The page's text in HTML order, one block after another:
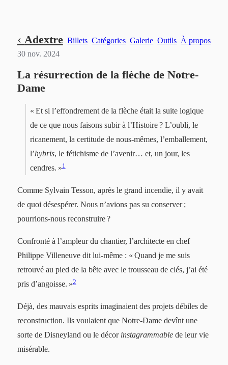
contenu
‹ Adextre Billets Catégories Galerie Outils À propos
30 nov. 2024
La résurrection de la flèche de Notre-
Dame
« Et si l’effondrement de la flèche était la suite logique
de ce que nous faisons subir à l’Histoire ? L’oubli, le
ricanement, la certitude de nous-mêmes, l’emballement,
l’hybris, le fétichisme de l’avenir… et, un jour, les
cendres. »1
Comme Sylvain Tesson, après le grand incendie, il y avait
de quoi désespérer. Nous n’avions pas su conserver ;
pourrions-nous reconstruire ?
Confronté à l’ampleur du chantier, l’architecte en chef
Philippe Villeneuve dit lui-même : « Quand je me suis
retrouvé au pied de la bête avec le trousseau de clés, j’ai été
pris d’angoisse. »2
Déjà, des mauvais esprits imaginaient des projets débiles de
reconstruction. Ils voulaient que Notre-Dame devînt une
sorte de Disneyland ou le décor instagrammablede leur vie
misérable.